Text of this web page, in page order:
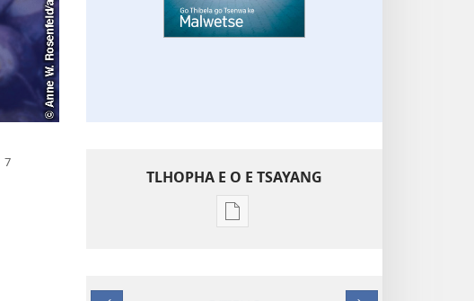
TLHOPHA E O E TSAYANG
Ditsela